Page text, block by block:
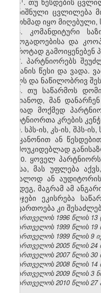
აღნიშნული ცვლილება
ერთხმად იყო
6. კომანდიტური
საზოგადოებისა და
ბოროტად
7. პარტნიორებს
შეტანის წესი და
წილს და ნაწილობრივ
8. თუ საწარმოს
საზიანოდ, მან
ერთად მოქმედ
პარტნიორთა კრების
9. სპს-ის, კს-ის,
ამ კანონით ან
დამოუკიდებლად
10. ყოველ
ამისა, მას უფლება
უშუალოდ ან
შემდეგ, მაგრამ ამ
ხარჯები ეკისრება
გაფართოება კი
საქართველოს 1996 წლის
საქართველოს 1999 წლის 19
საქართველოს 1999 წლის 9
საქართველოს 2005 წლის 24
საქართველოს 2007 წლის 30
საქართველოს 2008 წლის 14
საქართველოს 2009 წლის 3
საქართველოს 2010 წლის 27